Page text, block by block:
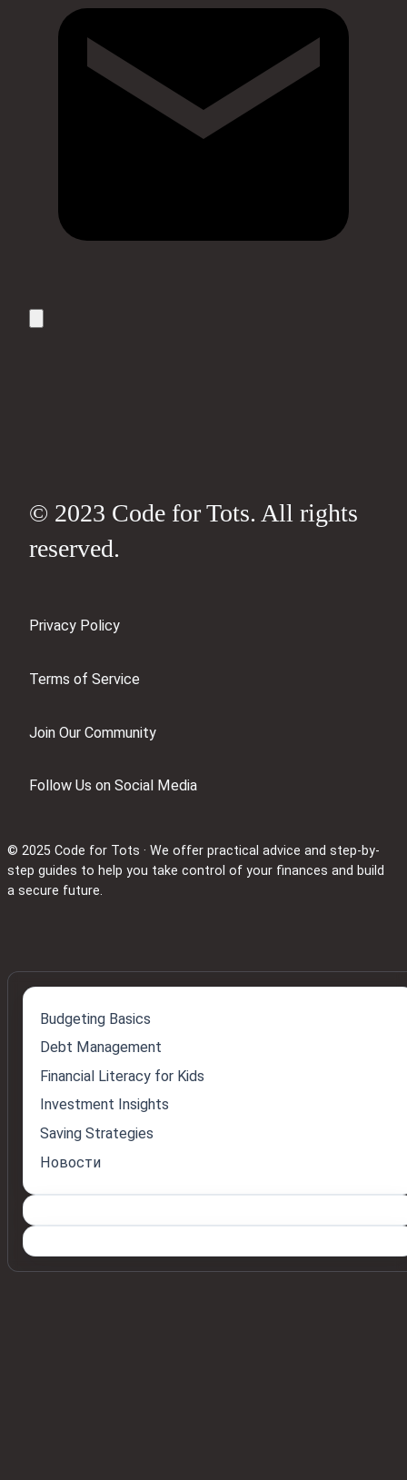
© 2023 Code for Tots. All rights
reserved.
Privacy Policy
Terms of Service
Join Our Community
Follow Us on Social Media
© 2025 Code for Tots · We offer practical advice and step-by-
step guides to help you take control of your finances and build
a secure future.
Budgeting Basics
Debt Management
Financial Literacy for Kids
Investment Insights
Saving Strategies
Новости